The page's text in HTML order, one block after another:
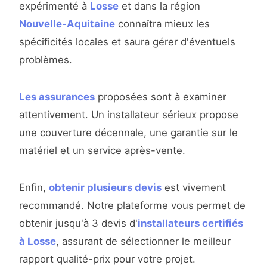
expérimenté à Losse et dans la région
Nouvelle-Aquitaine connaîtra mieux les
spécificités locales et saura gérer d'éventuels
problèmes.
Les assurances proposées sont à examiner
attentivement. Un installateur sérieux propose
une couverture décennale, une garantie sur le
matériel et un service après-vente.
Enfin, obtenir plusieurs devis est vivement
recommandé. Notre plateforme vous permet de
obtenir jusqu'à 3 devis d'installateurs certifiés
à Losse, assurant de sélectionner le meilleur
rapport qualité-prix pour votre projet.